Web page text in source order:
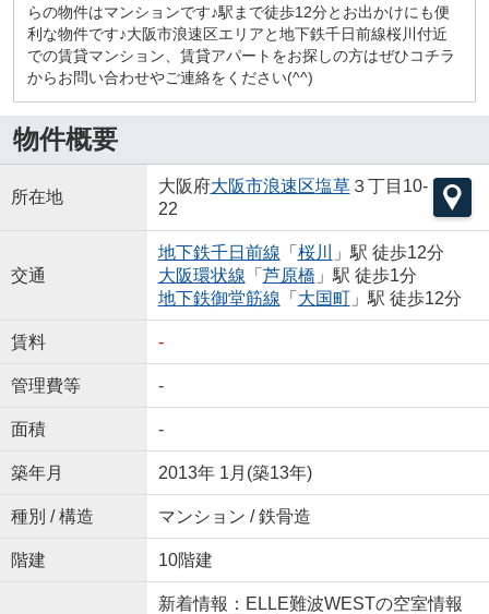
らの物件はマンションです♪駅まで徒歩12分とお出かけにも便
利な物件です♪大阪市浪速区エリアと地下鉄千日前線桜川付近
での賃貸マンション、賃貸アパートをお探しの方はぜひコチラ
からお問い合わせやご連絡をください(^^)
物件概要
所在地
大阪府大阪市浪速区塩草３丁目10-
22
交通
地下鉄千日前線 「 桜川
」駅 徒歩12分
大阪環状線 「 芦原橋 」駅 徒歩1分
地下鉄御堂筋線 「 大国町」駅 徒歩12分
賃料 -
管理費等 -
面積 -
築年月 2013年 1月(築13年)
種別 / 構造 マンション / 鉄骨造
階建 10階建
新着情報：ELLE難波WESTの空室情報